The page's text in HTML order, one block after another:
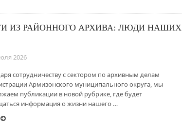
ИЗ РАЙОННОГО АРХИВА: ЛЮДИ НАШИХ
2026
сотрудничеству с сектором по архивным делам
Армизонского муниципального округа, мы
публикации в новой рубрике, где будет
информация о жизни нашего …